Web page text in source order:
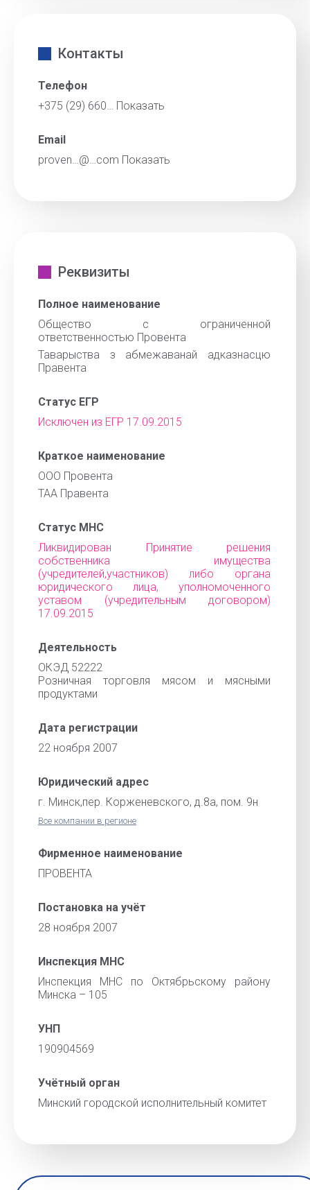
Контакты
Телефон
+375 (29) 660… Показать
Email
proven…@…com Показать
Реквизиты
Полное наименование
Общество с ограниченной
ответственностью Провента
Таварыства з абмежаванай адказнасцю
Правента
Статус ЕГР
Исключен из ЕГР 17.09.2015
Краткое наименование
ООО Провента
ТАА Правента
Статус МНС
Ликвидирован Принятие решения
собственника имущества
(учредителей,участников) либо органа
юридического лица, уполномоченного
уставом (учредительным договором)
17.09.2015
Деятельность
ОКЭД 52222
Розничная торговля мясом и мясными
продуктами
Дата регистрации
22 ноября 2007
Юридический адрес
г. Минск,пер. Корженевского, д.8а, пом. 9н
Все компании в регионе
Фирменное наименование
ПРОВЕНТА
Постановка на учёт
28 ноября 2007
Инспекция МНС
Инспекция МНС по Октябрьскому району
Минска – 105
УНП
190904569
Учётный орган
Минский городской исполнительный комитет